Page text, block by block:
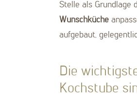
Stelle als Grundlage
Wunschküche
aufgebaut,
Die
Kochstube